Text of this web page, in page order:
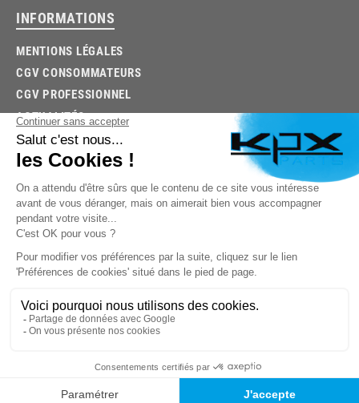
03.85.32.96.74
© 2026 -KPX PARTS- SITE CRÉÉ PARLET'S CLIC
INFORMATIONS
MENTIONS LÉGALES
CGV CONSOMMATEURS
CGV PROFESSIONNEL
ACTUALITÉS
TROUVEZ LA BONNE PIÈCE RAPIDEMENT
03.85.32.96.74